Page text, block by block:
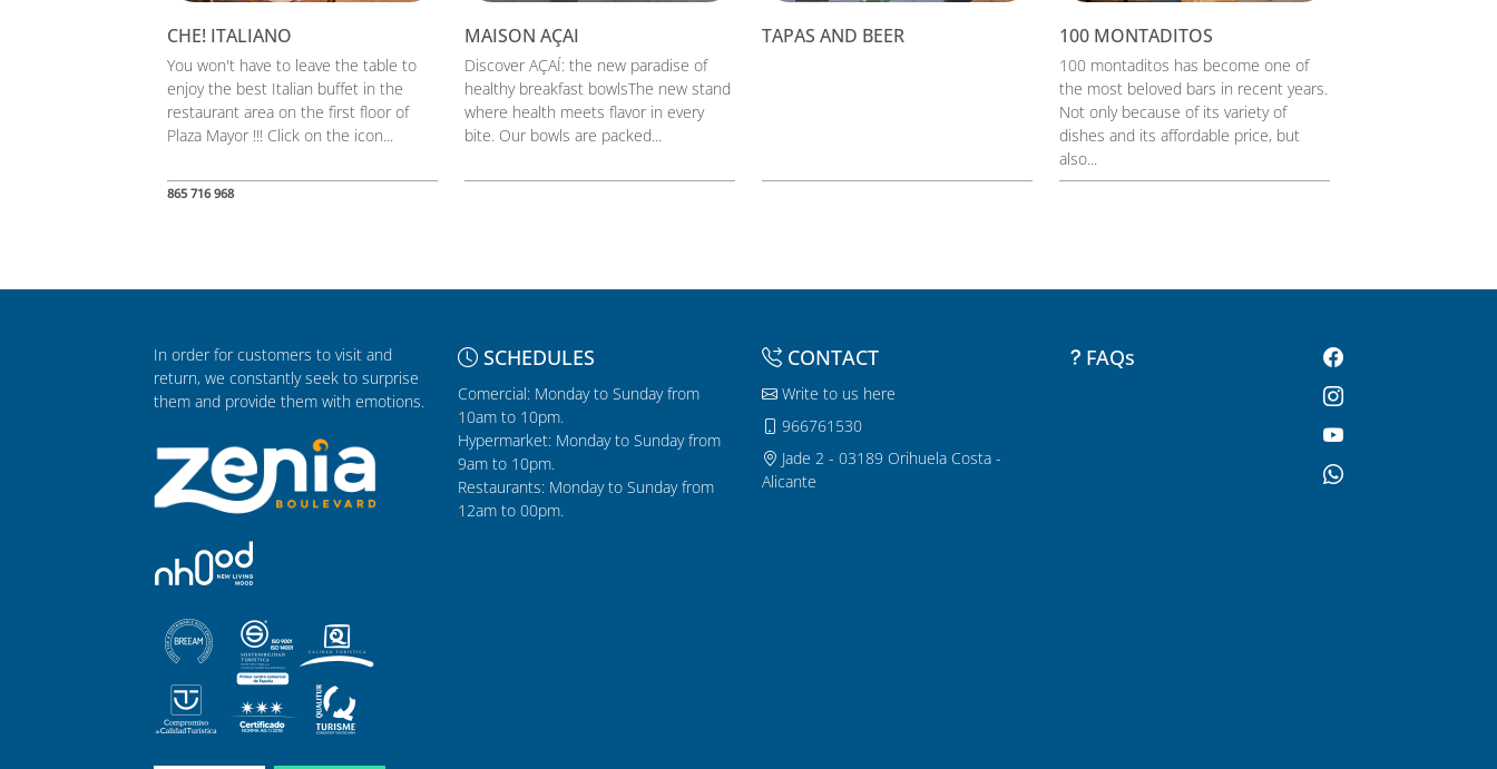
CHE! ITALIANO
You won't have to leave the table to
enjoy the best Italian buffet in the
restaurant area on the first floor of
Plaza Mayor !!! Click on the icon...
865 716 968
MAISON AÇAI
Discover AÇAÍ: the new paradise of
healthy breakfast bowlsThe new stand
where health meets flavor in every
bite. Our bowls are packed...
TAPAS AND BEER 100 MONTADITOS
100 montaditos has become one of
the most beloved bars in recent years.
Not only because of its variety of
dishes and its affordable price, but
also...
In order for customers to visit and
return, we constantly seek to surprise
them and provide them with emotions.
SCHEDULES
Comercial: Monday to Sunday from
10am to 10pm.
Hypermarket: Monday to Sunday from
9am to 10pm.
Restaurants: Monday to Sunday from
12am to 00pm.
CONTACT
Write to us here
966761530
Jade 2 - 03189 Orihuela Costa -
Alicante
FAQs